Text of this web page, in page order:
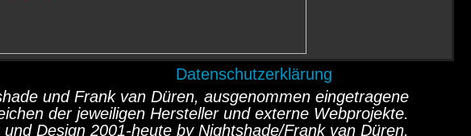
Datenschutzerklärung
und Frank van Düren, ausgenommen eingetragene
der jeweiligen Hersteller und externe Webprojekte.
und Design 2001-heute by Nightshade/Frank van Düren.